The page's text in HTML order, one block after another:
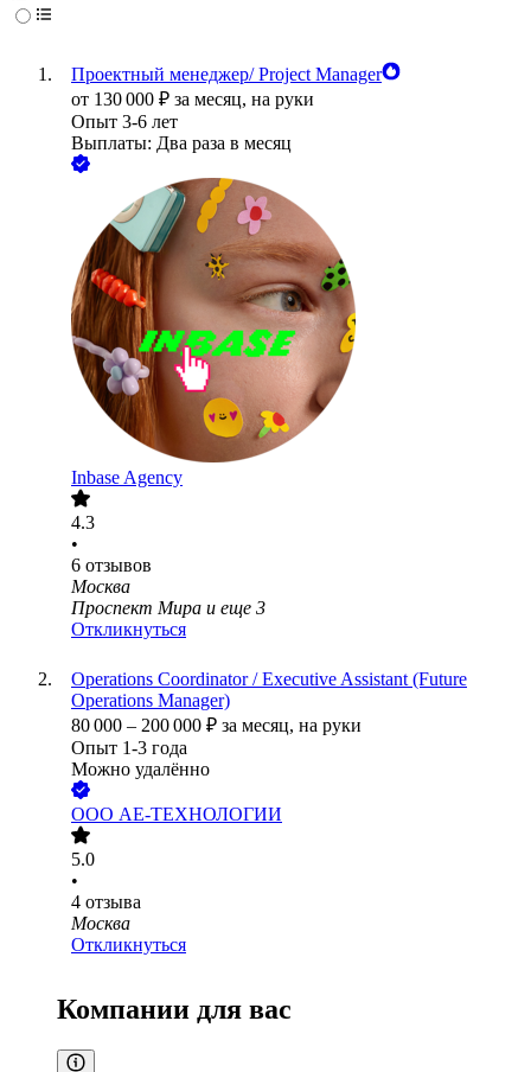
Проектный менеджер/ Project Manager
от 130 000 ₽ за месяц, на руки
Опыт 3-6 лет
Выплаты: Два раза в месяц
Inbase Agency
4.3
•
6 отзывов
Москва
Проспект Мира и еще 3
Откликнуться
Operations Coordinator / Executive Assistant (Future
Operations Manager)
80 000 – 200 000 ₽ за месяц, на руки
Опыт 1-3 года
Можно удалённо
ООО АЕ-ТЕХНОЛОГИИ
5.0
•
4 отзыва
Москва
Откликнуться
Компании для вас